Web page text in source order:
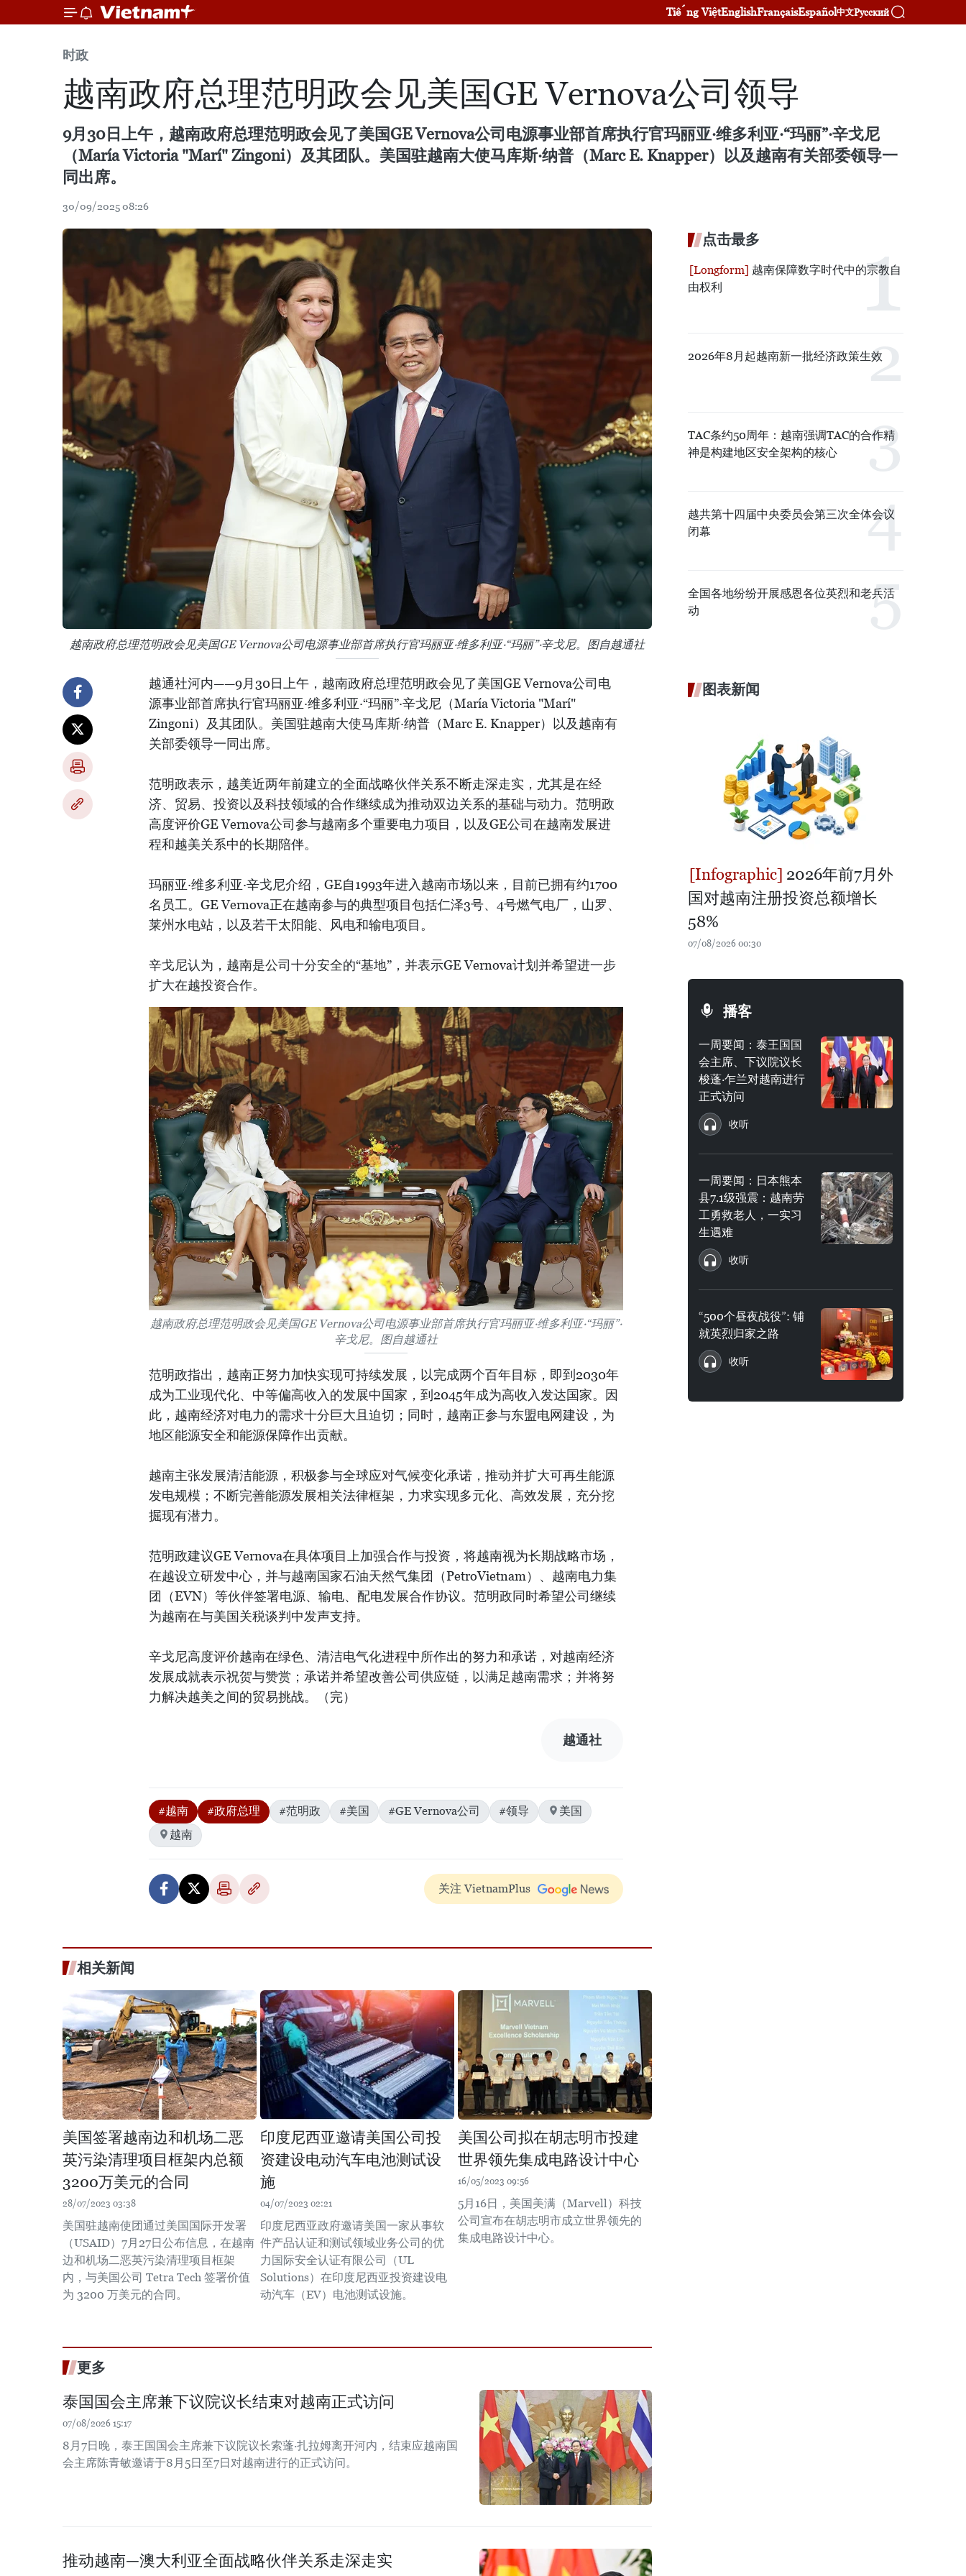
Tiếng ViệtEnglishFrançaisEspañol中文Русский
时政
越南政府总理范明政会见美国GE Vernova公司领导
9月30日上午，越南政府总理范明政会见了美国GE Vernova公司电源事业部首席执行官玛丽亚·维多利亚·“玛丽”·辛戈尼
（María Victoria "Marí" Zingoni）及其团队。美国驻越南大使马库斯·纳普（Marc E. Knapper）以及越南有关部委领导一
同出席。
30/09/2025 08:26
越南政府总理范明政会见美国GE Vernova公司电源事业部首席执行官玛丽亚·维多利亚·“玛丽”·辛戈尼。图自越通社
越通社河内——9月30日上午，越南政府总理范明政会见了美国GE Vernova公司电
源事业部首席执行官玛丽亚·维多利亚·“玛丽”·辛戈尼（María Victoria "Marí"
Zingoni）及其团队。美国驻越南大使马库斯·纳普（Marc E. Knapper）以及越南有
关部委领导一同出席。
范明政表示，越美近两年前建立的全面战略伙伴关系不断走深走实，尤其是在经
济、贸易、投资以及科技领域的合作继续成为推动双边关系的基础与动力。范明政
高度评价GE Vernova公司参与越南多个重要电力项目，以及GE公司在越南发展进
程和越美关系中的长期陪伴。
玛丽亚·维多利亚·辛戈尼介绍，GE自1993年进入越南市场以来，目前已拥有约1700
名员工。GE Vernova正在越南参与的典型项目包括仁泽3号、4号燃气电厂，山罗、
莱州水电站，以及若干太阳能、风电和输电项目。
辛戈尼认为，越南是公司十分安全的“基地”，并表示GE Vernova计划并希望进一步
扩大在越投资合作。
越南政府总理范明政会见美国GE Vernova公司电源事业部首席执行官玛丽亚·维多利亚·“玛丽”·
辛戈尼。图自越通社
范明政指出，越南正努力加快实现可持续发展，以完成两个百年目标，即到2030年
成为工业现代化、中等偏高收入的发展中国家，到2045年成为高收入发达国家。因
此，越南经济对电力的需求十分巨大且迫切；同时，越南正参与东盟电网建设，为
地区能源安全和能源保障作出贡献。
越南主张发展清洁能源，积极参与全球应对气候变化承诺，推动并扩大可再生能源
发电规模；不断完善能源发展相关法律框架，力求实现多元化、高效发展，充分挖
掘现有潜力。
范明政建议GE Vernova在具体项目上加强合作与投资，将越南视为长期战略市场，
在越设立研发中心，并与越南国家石油天然气集团（PetroVietnam）、越南电力集
团（EVN）等伙伴签署电源、输电、配电发展合作协议。范明政同时希望公司继续
为越南在与美国关税谈判中发声支持。
辛戈尼高度评价越南在绿色、清洁电气化进程中所作出的努力和承诺，对越南经济
发展成就表示祝贺与赞赏；承诺并希望改善公司供应链，以满足越南需求；并将努
力解决越美之间的贸易挑战。（完）
越通社
#越南 #政府总理 #范明政 #美国 #GE Vernova公司 #领导
美国
越南
关注 VietnamPlus
相关新闻
美国签署越南边和机场二恶
英污染清理项目框架内总额
3200万美元的合同
28/07/2023 03:38
美国驻越南使团通过美国国际开发署
（USAID）7月27日公布信息，在越南
边和机场二恶英污染清理项目框架
内，与美国公司 Tetra Tech 签署价值
为 3200 万美元的合同。
印度尼西亚邀请美国公司投
资建设电动汽车电池测试设
施
04/07/2023 02:21
印度尼西亚政府邀请美国一家从事软
件产品认证和测试领域业务公司的优
力国际安全认证有限公司（UL
Solutions）在印度尼西亚投资建设电
动汽车（EV）电池测试设施。
美国公司拟在胡志明市投建
世界领先集成电路设计中心
16/05/2023 09:56
5月16日，美国美满（Marvell）科技
公司宣布在胡志明市成立世界领先的
集成电路设计中心。
更多
泰国国会主席兼下议院议长结束对越南正式访问
07/08/2026 15:17
8月7日晚，泰王国国会主席兼下议院议长索蓬·扎拉姆离开河内，结束应越南国
会主席陈青敏邀请于8月5日至7日对越南进行的正式访问。
推动越南—澳大利亚全面战略伙伴关系走深走实
点击最多
越南保障数字时代中的宗教自
由权利
2026年8月起越南新一批经济政策生效
TAC条约50周年：越南强调TAC的合作精
神是构建地区安全架构的核心
越共第十四届中央委员会第三次全体会议
闭幕
全国各地纷纷开展感恩各位英烈和老兵活
动
图表新闻
2026年前7月外
国对越南注册投资总额增长
58%
07/08/2026 00:30
播客
一周要闻：泰王国国
会主席、下议院议长
梭蓬·乍兰对越南进行
正式访问
收听
一周要闻：日本熊本
县7.1级强震：越南劳
工勇救老人，一实习
生遇难
收听
“500个昼夜战役”: 铺
就英烈归家之路
收听